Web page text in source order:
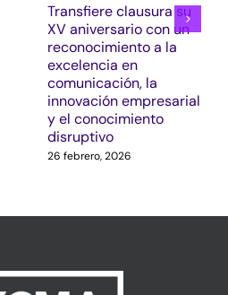
Transfiere clausura su
XV aniversario con un
reconocimiento a la
excelencia en
comunicación, la
innovación empresarial
y el conocimiento
disruptivo
26 febrero, 2026